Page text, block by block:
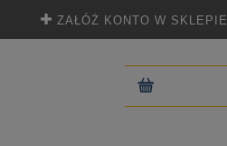
ZAŁÓŻ KONTO W SKLEPIE